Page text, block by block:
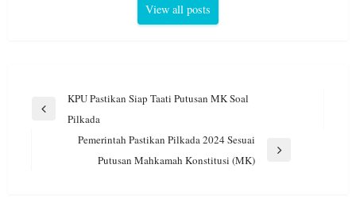
View all posts
Navigasi
Previous
KPU Pastikan Siap Taati Putusan MK Soal
Pilkada
Pemerintah Pastikan Pilkada 2024 Sesuai
Putusan Mahkamah Konstitusi (MK)